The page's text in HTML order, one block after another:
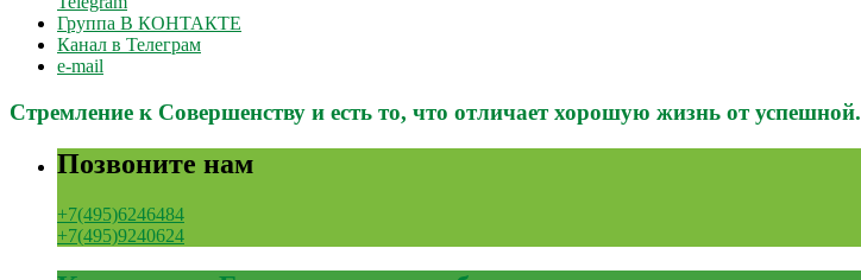
Группа В КОНТАКТЕ
Канал в Телеграм
e-mail
Стремление к Совершенству и есть то, что отличает хорошую жизнь от успешной.
Позвоните нам
+7(495)6246484
+7(495)9240624